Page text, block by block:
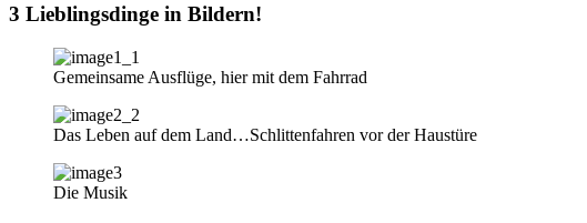
3 Lieblingsdinge in Bildern!
Gemeinsame Ausflüge, hier mit dem Fahrrad
Das Leben auf dem Land…Schlittenfahren vor der Haustüre
Die Musik